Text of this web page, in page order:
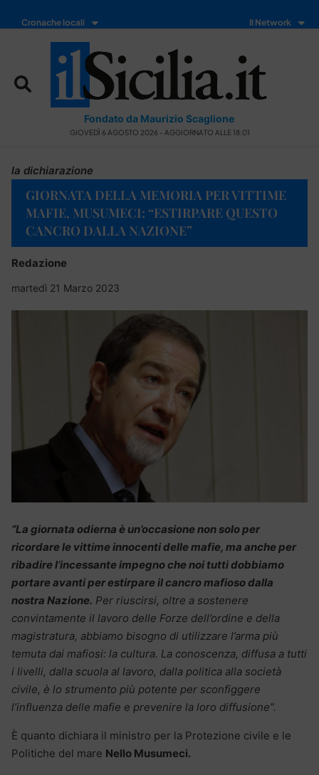
Cronache locali Il Network
Fondato da Maurizio Scaglione
GIOVEDÌ 6 AGOSTO 2026 - AGGIORNATO ALLE 18:01
la dichiarazione
GIORNATA DELLA MEMORIA PER VITTIME
MAFIE, MUSUMECI: “ESTIRPARE QUESTO
CANCRO DALLA NAZIONE”
Redazione
martedì 21 Marzo 2023
“La giornata odierna è un’occasione non solo per
ricordare le vittime innocenti delle mafie, ma anche per
ribadire l’incessante impegno che noi tutti dobbiamo
portare avanti per estirpare il cancro mafioso dalla
nostra Nazione. Per riuscirsi, oltre a sostenere
convintamente il lavoro delle Forze dell’ordine e della
magistratura, abbiamo bisogno di utilizzare l’arma più
temuta dai mafiosi: la cultura. La conoscenza, diffusa a tutti
i livelli, dalla scuola al lavoro, dalla politica alla società
civile, è lo strumento più potente per sconfiggere
l’influenza delle mafie e prevenire la loro diffusione”.
È quanto dichiara il ministro per la Protezione civile e le
Politiche del mare Nello Musumeci.